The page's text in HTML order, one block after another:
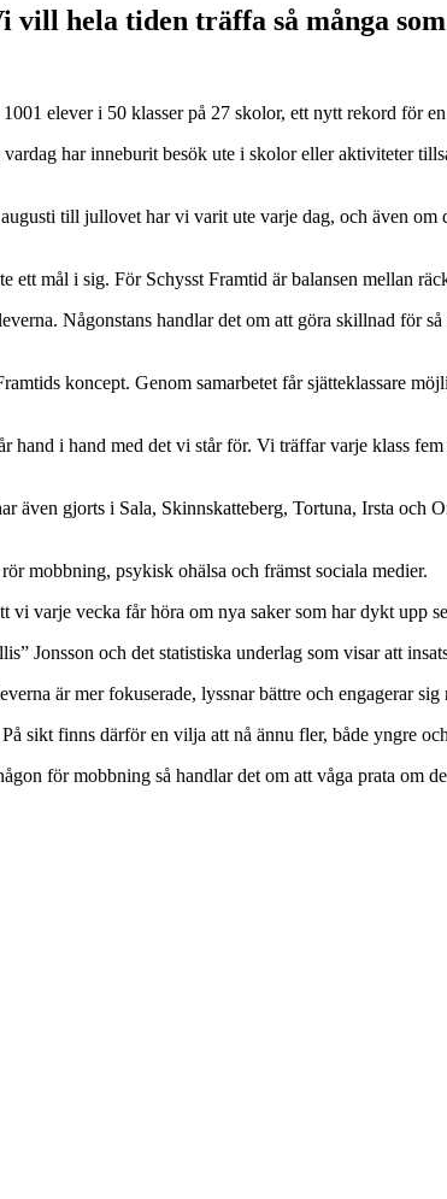
hela tiden träffa så många
elever i 50 klasser på 27 skolor, ett nytt rekord för
har inneburit besök ute i skolor eller aktiviteter
till jullovet har vi varit ute varje dag, och även
ett mål i sig. För Schysst Framtid är balansen mellan
Någonstans handlar det om att göra skillnad för
koncept. Genom samarbetet får sjätteklassare
i hand med det vi står för. Vi träffar varje klass
gjorts i Sala, Skinnskatteberg, Tortuna, Irsta och
mobbning, psykisk ohälsa och främst sociala medier.
varje vecka får höra om nya saker som har dykt upp
Jonsson och det statistiska underlag som visar att
är mer fokuserade, lyssnar bättre och engagerar
sikt finns därför en vilja att nå ännu fler, både yngre
för mobbning så handlar det om att våga prata om